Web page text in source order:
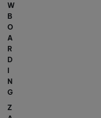
W
B
O
A
R
D
N
G
Z